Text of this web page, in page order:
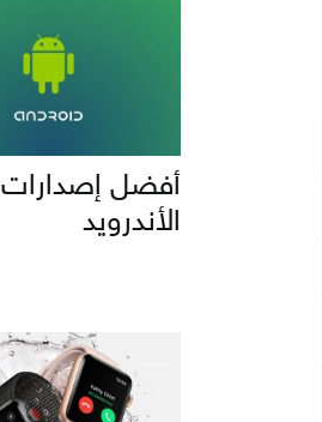
أفضل إصدارات
الأندرويد